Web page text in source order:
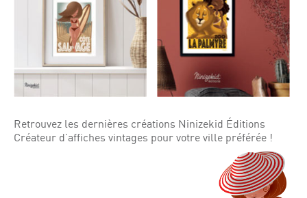
Retrouvez les dernières créations Ninizekid Éditions
Créateur d’affiches vintages pour votre ville préférée !